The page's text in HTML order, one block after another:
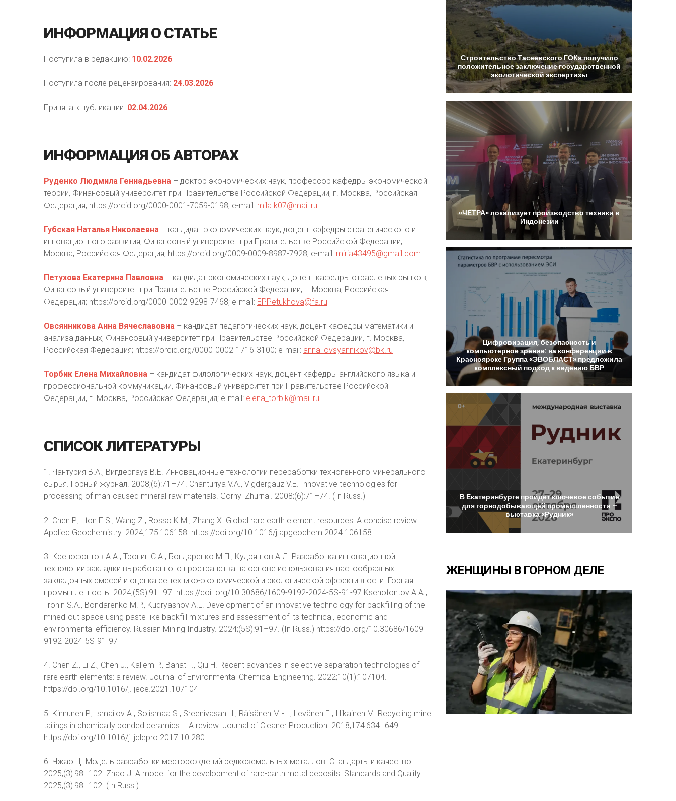
ИНФОРМАЦИЯ О СТАТЬЕ
Поступила в редакцию: 10.02.2026
Поступила после рецензирования: 24.03.2026
Принята к публикации: 02.04.2026
ИНФОРМАЦИЯ ОБАВТОРАХ
Руденко Людмила Геннадьевна – доктор экономических наук, профессор кафедры экономической
теории, Финансовый университет при Правительстве Российской Федерации, г. Москва, Российская
Федерация; https://orcid.org/0000-0001-7059-0198; e-mail: mila.k07@mail.ru
Губская Наталья Николаевна – кандидат экономических наук, доцент кафедры стратегического и
инновационного развития, Финансовый университет при Правительстве Российской Федерации, г.
Москва, Российская Федерация; https://orcid.org/0009-0009-8987-7928; e-mail: miria43495@gmail.com
Петухова Екатерина Павловна – кандидат экономических наук, доцент кафедры отраслевых рынков,
Финансовый университет при Правительстве Российской Федерации, г. Москва, Российская
Федерация; https://orcid.org/0000-0002-9298-7468; e-mail: EPPetukhova@fa.ru
Овсянникова Анна Вячеславовна – кандидат педагогических наук, доцент кафедры математики и
анализа данных, Финансовый университет при Правительстве Российской Федерации, г. Москва,
Российская Федерация; https://orcid.org/0000-0002-1716-3100; e-mail: anna_ovsyannikov@bk.ru
Торбик Елена Михайловна – кандидат филологических наук, доцент кафедры английского языка и
профессиональной коммуникации, Финансовый университет при Правительстве Российской
Федерации, г. Москва, Российская Федерация; e-mail: elena_torbik@mail.ru
СПИСОК ЛИТЕРАТУРЫ
1. Чантурия В.А., Вигдергауз В.Е. Инновационные технологии переработки техногенного минерального
сырья. Горный журнал. 2008;(6):71–74. Chanturiya V.A., Vigdergauz V.E. Innovative technologies for
processing of man-caused mineral raw materials. Gornyi Zhurnal. 2008;(6):71–74. (In Russ.)
2. Chen P., Ilton E.S., Wang Z., Rosso K.M., Zhang X. Global rare earth element resources: A concise review.
Applied Geochemistry. 2024;175:106158. https://doi.org/10.1016/j.apgeochem.2024.106158
3. Ксенофонтов А.А., Тронин С.А., Бондаренко М.П., Кудряшов А.Л. Разработка инновационной
технологии закладки выработанного пространства на основе использования пастообразных
закладочных смесей и оценка ее технико-экономической и экологической эффективности. Горная
промышленность. 2024;(5S):91–97. https://doi. org/10.30686/1609-9192-2024-5S-91-97 Ksenofontov A.A.,
Tronin S.A., Bondarenko M.P., Kudryashov A.L. Development of an innovative technology for backfilling of the
mined-out space using paste-like backfill mixtures and assessment of its technical, economic and
environmental efficiency. Russian Mining Industry. 2024;(5S):91–97. (In Russ.) https://doi.org/10.30686/1609-
9192-2024-5S-91-97
4. Chen Z., Li Z., Chen J., Kallem P., Banat F., Qiu H. Recent advances in selective separation technologies of
rare earth elements: a review. Journal of Environmental Chemical Engineering. 2022;10(1):107104.
https://doi.org/10.1016/j. jece.2021.107104
5. Kinnunen P., Ismailov A., Solismaa S., Sreenivasan H., Räisänen M.-L., Levänen E., Illikainen M. Recycling mine
tailings in chemically bonded ceramics – A review. Journal of Cleaner Production. 2018;174:634–649.
https://doi.org/10.1016/j. jclepro.2017.10.280
6. Чжао Ц. Модель разработки месторождений редкоземельных металлов. Стандарты и качество.
2025;(3):98–102. Zhao J. A model for the development of rare-earth metal deposits. Standards and Quality.
2025;(3):98–102. (In Russ.)
СтроительствоТасеевскогоГОКаполучило
положительноезаключениегосударственной
экологическойэкспертизы
«ЧЕТРА»локализует производство техникив
Индонезии
Цифровизация,безопасностьи
компьютерноезрение: на конференциив
Красноярске Группа«ЭВОБЛАСТ» предложила
комплексный подход к ведению БВР
В Екатеринбурге пройдетключевоесобытие
для горнодобывающейпромышленности –
выставка«Рудник»
ЖЕНЩИНЫ В ГОРНОМ ДЕЛЕ